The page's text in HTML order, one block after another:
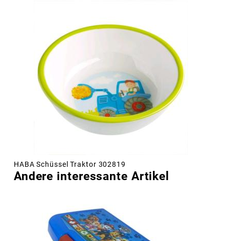
HABA Schüssel Traktor 302819
Andere interessante Artikel